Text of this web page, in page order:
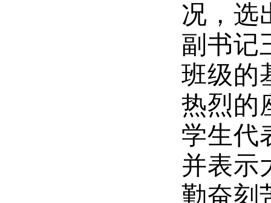
况，选
副书记
班级的
热烈的
学生代
并表示
勤奋刻